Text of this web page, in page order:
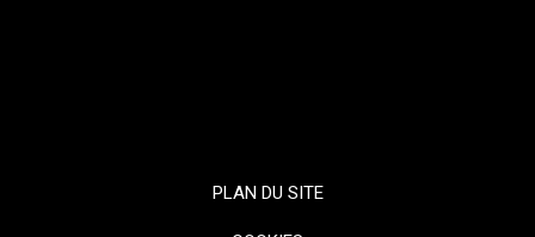
PLAN DU SITE